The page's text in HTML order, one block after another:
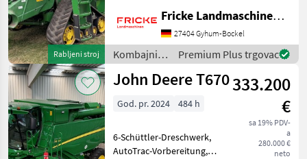
Rabljeni stroj
Spreuverteiler,
Strohhäcksler, Auslaufrohr
abklappbar, Klimaanlage,
Bereifung 630 mm Raupen,
Fricke Landmaschinen GmbH
27404 Gyhum-Bockel
Kombajni /
John Deere
Premium Plus trgovac
John Deere T670333.200
€
sa 19% PDV-
a
280.000 €
neto
God. pr. 2024 484 h
6-Schüttler-Dreschwerk,
AutoTrac-Vorbereitung,